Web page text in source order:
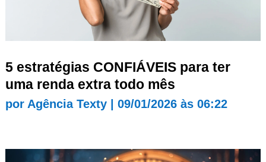
5 estratégias CONFIÁVEIS para ter
uma renda extra todo mês
por Agência Texty| 09/01/2026 às 06:22